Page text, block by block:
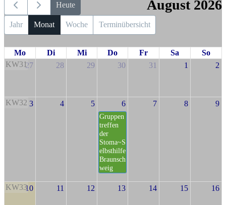
Heute August 2026
Jahr Monat Woche Terminübersicht
Mo Di Mi Do Fr Sa
So
KW3127 28 29 30 31 1 2
KW32 3 4 5 6
Gruppen
treffen
der
Stoma~S
elbsthilfe
Braunsch
weig
7 8 9
KW3310 11 12 13 14 15 16